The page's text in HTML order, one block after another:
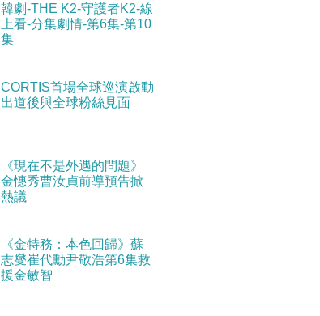
韓劇-THE K2-守護者K2-線
上看-分集劇情-第6集-第10
集
CORTIS首場全球巡演啟動
出道後與全球粉絲見面
《現在不是外遇的問題》
金憓秀曹汝貞前導預告掀
熱議
《金特務：本色回歸》蘇
志燮崔代勳尹敬浩第6集救
援金敏智